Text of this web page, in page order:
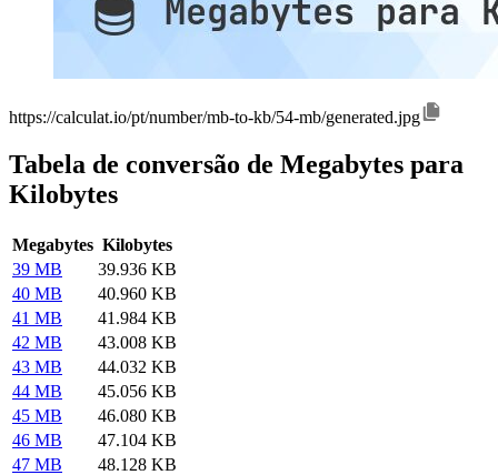
https://calculat.io/pt/number/mb-to-kb/54-mb/generated.jpg
Tabela de conversão de Megabytes para
Kilobytes
Megabytes Kilobytes
39 MB
39.936 KB
40 MB
40.960 KB
41 MB
41.984 KB
42 MB
43.008 KB
43 MB
44.032 KB
44 MB
45.056 KB
45 MB
46.080 KB
46 MB
47.104 KB
47 MB
48.128 KB